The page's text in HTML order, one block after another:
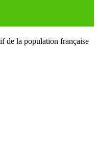
de la population française